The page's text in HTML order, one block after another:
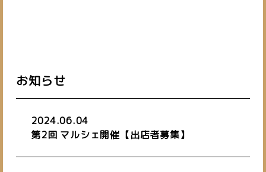
お知らせ
2024.06.04
第2回 マルシェ開催【出店者募集】